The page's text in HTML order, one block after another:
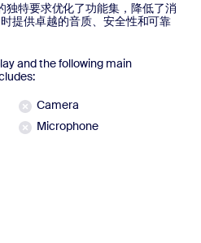
独特要求优化了功能集，降低了消
提供卓越的音质、安全性和可靠
and the following main
Camera
Microphone